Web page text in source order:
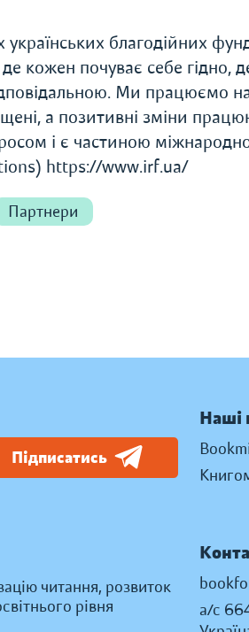
благодійних
кожен почуває себе гідно,
Ми працюємо
а позитивні зміни
і є частиною
https://www.irf.ua/
Партнери
Підписатись
читання, розвиток
рівня
Наші
а/с